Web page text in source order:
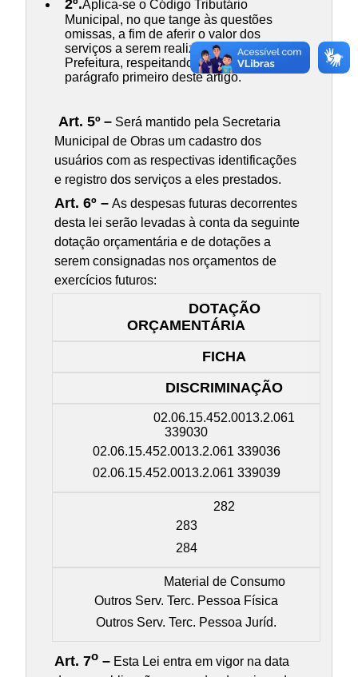
2º.Aplica-se o Código Tributário
Municipal, no que tange às questões
omissas, a fim de aferir o valor dos
serviços a serem realizados pela
Prefeitura, respeitando o contido no
parágrafo primeiro deste artigo.
Art. 5º – Será mantido pela Secretaria
Municipal de Obras um cadastro dos
usuários com as respectivas identificações
e registro dos serviços a eles prestados.
Art. 6º – As despesas futuras decorrentes
desta lei serão levadas à conta da seguinte
dotação orçamentária e de dotações a
serem consignadas nos orçamentos de
exercícios futuros:
DOTAÇÃO
ORÇAMENTÁRIA
FICHA
DISCRIMINAÇÃO
02.06.15.452.0013.2.061
339030
02.06.15.452.0013.2.061 339036
02.06.15.452.0013.2.061 339039
282
283
284
Material de Consumo
Outros Serv. Terc. Pessoa Física
Outros Serv. Terc. Pessoa Juríd.
Art. 7o – Esta Lei entra em vigor na data